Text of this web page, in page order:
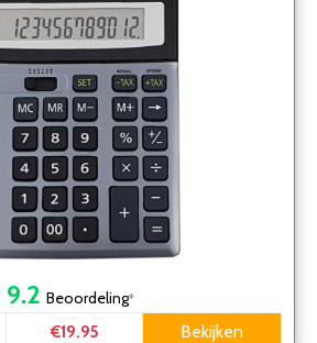
9.2 Beoordeling*
€19.95 Bekijken